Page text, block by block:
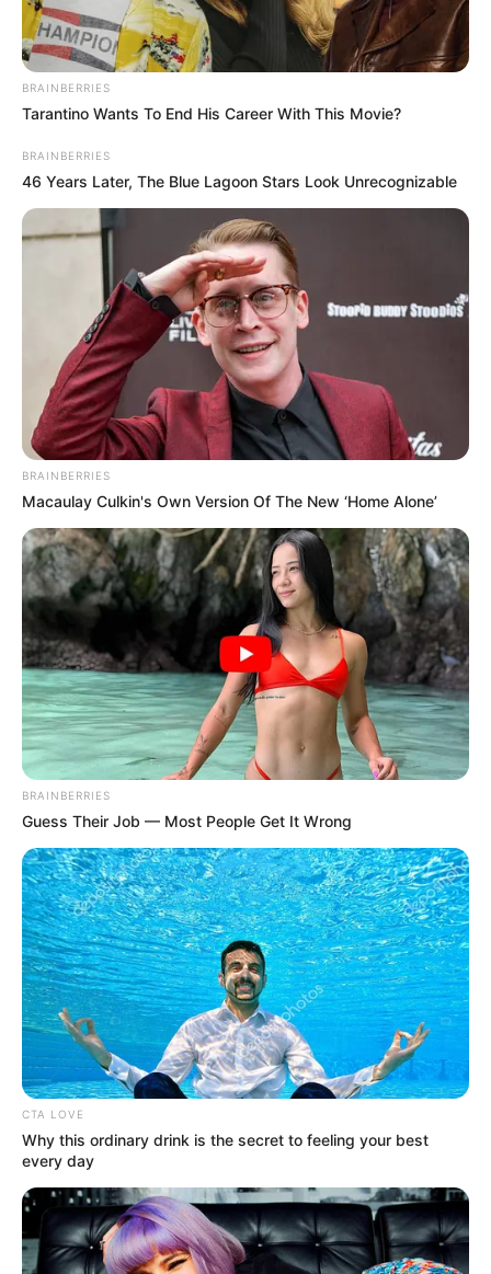
Escola Educação
Escola Educação
BRAINBERRIES
Tarantino Wants To End His Career With This Movie?
BRAINBERRIES
46 Years Later, The Blue Lagoon Stars Look Unrecognizable
BRAINBERRIES
Macaulay Culkin's Own Version Of The New ‘Home Alone’
BRAINBERRIES
Guess Their Job — Most People Get It Wrong
CTA LOVE
Why this ordinary drink is the secret to feeling your best
every day